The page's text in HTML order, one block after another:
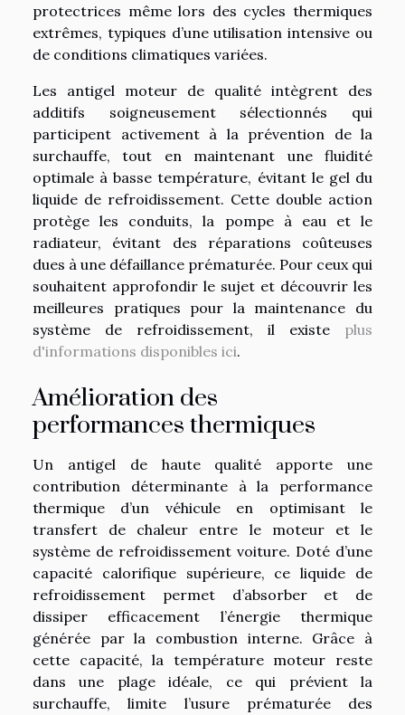
protectrices même lors des cycles thermiques
extrêmes, typiques d’une utilisation intensive ou
de conditions climatiques variées.
Les antigel moteur de qualité intègrent des
additifs soigneusement sélectionnés qui
participent activement à la prévention de la
surchauffe, tout en maintenant une fluidité
optimale à basse température, évitant le gel du
liquide de refroidissement. Cette double action
protège les conduits, la pompe à eau et le
radiateur, évitant des réparations coûteuses
dues à une défaillance prématurée. Pour ceux qui
souhaitent approfondir le sujet et découvrir les
meilleures pratiques pour la maintenance du
système de refroidissement, il existe plus
d'informations disponibles ici.
Amélioration des
performances thermiques
Un antigel de haute qualité apporte une
contribution déterminante à la performance
thermique d’un véhicule en optimisant le
transfert de chaleur entre le moteur et le
système de refroidissement voiture. Doté d’une
capacité calorifique supérieure, ce liquide de
refroidissement permet d’absorber et de
dissiper efficacement l’énergie thermique
générée par la combustion interne. Grâce à
cette capacité, la température moteur reste
dans une plage idéale, ce qui prévient la
surchauffe, limite l’usure prématurée des